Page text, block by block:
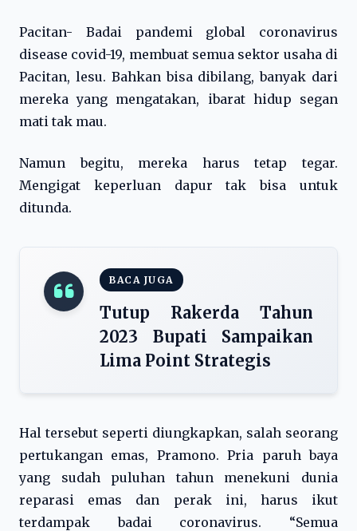
Pacitan- Badai pandemi global coronavirus
disease covid-19, membuat semua sektor usaha di
Pacitan, lesu. Bahkan bisa dibilang, banyak dari
mereka yang mengatakan, ibarat hidup segan
mati tak mau.
Namun begitu, mereka harus tetap tegar.
Mengigat keperluan dapur tak bisa untuk
ditunda.
BACA JUGA
Tutup Rakerda Tahun
2023 Bupati Sampaikan
Lima Point Strategis
Hal tersebut seperti diungkapkan, salah seorang
pertukangan emas, Pramono. Pria paruh baya
yang sudah puluhan tahun menekuni dunia
reparasi emas dan perak ini, harus ikut
terdampak badai coronavirus. “Semua